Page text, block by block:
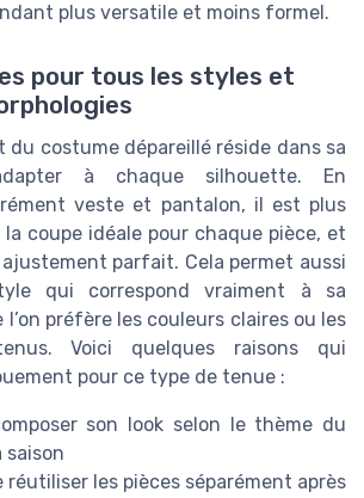
plus versatile et moins formel.
pour tous les styles et
du costume dépareillé réside dans sa
à chaque silhouette. En
veste et pantalon, il est plus
coupe idéale pour chaque pièce, et
parfait. Cela permet aussi
qui correspond vraiment à sa
préfère les couleurs claires ou les
Voici quelques raisons qui
pour ce type de tenue :
son look selon le thème du
saison
réutiliser les pièces séparément après